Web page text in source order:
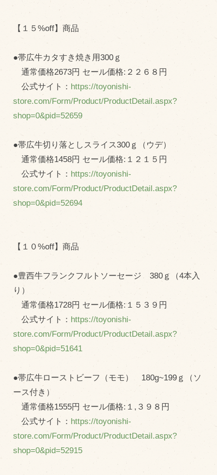
【１５%off】商品
●帯広牛カタすき焼き用300ｇ
通常価格2673円 セール価格:２２６８円
公式サイト： https://toyonishi-
store.com/Form/Product/ProductDetail.aspx?
shop=0&pid=52659
●帯広牛切り落としスライス300ｇ（ウデ）
通常価格1458円 セール価格:１２１５円
公式サイト： https://toyonishi-
store.com/Form/Product/ProductDetail.aspx?
shop=0&pid=52694
【１０%off】商品
●豊西牛フランクフルトソーセージ 380ｇ（4本入
り）
通常価格1728円 セール価格:１５３９円
公式サイト： https://toyonishi-
store.com/Form/Product/ProductDetail.aspx?
shop=0&pid=51641
●帯広牛ローストビーフ（モモ） 180g~199ｇ（ソ
ース付き）
通常価格1555円 セール価格:１,３９８円
公式サイト：https://toyonishi-
store.com/Form/Product/ProductDetail.aspx?
shop=0&pid=52915